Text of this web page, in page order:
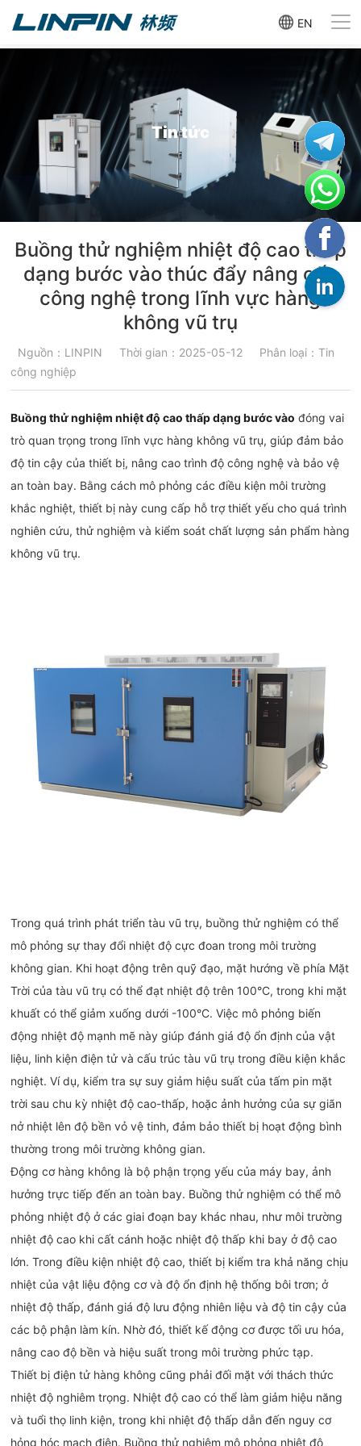
EN
Tin tức
Buồng thử nghiệm nhiệt độ cao thấp
dạng bước vào thúc đẩy nâng cấp
công nghệ trong lĩnh vực hàng
không vũ trụ
Nguồn：LINPIN Thời gian：2025-05-12
Phân loại：Tin
công nghiệp
Buồng thử nghiệm nhiệt độ cao thấp dạng bước vào đóng vai
trò quan trọng trong lĩnh vực hàng không vũ trụ, giúp đảm bảo
độ tin cậy của thiết bị, nâng cao trình độ công nghệ và bảo vệ
an toàn bay. Bằng cách mô phỏng các điều kiện môi trường
khắc nghiệt, thiết bị này cung cấp hỗ trợ thiết yếu cho quá trình
nghiên cứu, thử nghiệm và kiểm soát chất lượng sản phẩm hàng
không vũ trụ.
Trong quá trình phát triển tàu vũ trụ, buồng thử nghiệm có thể
mô phỏng sự thay đổi nhiệt độ cực đoan trong môi trường
không gian. Khi hoạt động trên quỹ đạo, mặt hướng về phía Mặt
Trời của tàu vũ trụ có thể đạt nhiệt độ trên 100°C, trong khi mặt
khuất có thể giảm xuống dưới -100°C. Việc mô phỏng biến
động nhiệt độ mạnh mẽ này giúp đánh giá độ ổn định của vật
liệu, linh kiện điện tử và cấu trúc tàu vũ trụ trong điều kiện khắc
nghiệt. Ví dụ, kiểm tra sự suy giảm hiệu suất của tấm pin mặt
trời sau chu kỳ nhiệt độ cao-thấp, hoặc ảnh hưởng của sự giãn
nở nhiệt lên độ bền vỏ vệ tinh, đảm bảo thiết bị hoạt động bình
thường trong môi trường không gian.
Động cơ hàng không là bộ phận trọng yếu của máy bay, ảnh
hưởng trực tiếp đến an toàn bay. Buồng thử nghiệm có thể mô
phỏng nhiệt độ ở các giai đoạn bay khác nhau, như môi trường
nhiệt độ cao khi cất cánh hoặc nhiệt độ thấp khi bay ở độ cao
lớn. Trong điều kiện nhiệt độ cao, thiết bị kiểm tra khả năng chịu
nhiệt của vật liệu động cơ và độ ổn định hệ thống bôi trơn; ở
nhiệt độ thấp, đánh giá độ lưu động nhiên liệu và độ tin cậy của
các bộ phận làm kín. Nhờ đó, thiết kế động cơ được tối ưu hóa,
nâng cao độ bền và hiệu suất trong môi trường phức tạp.
Thiết bị điện tử hàng không cũng phải đối mặt với thách thức
nhiệt độ nghiêm trọng. Nhiệt độ cao có thể làm giảm hiệu năng
và tuổi thọ linh kiện, trong khi nhiệt độ thấp dẫn đến nguy cơ
hỏng hóc mạch điện. Buồng thử nghiệm mô phỏng nhiệt độ